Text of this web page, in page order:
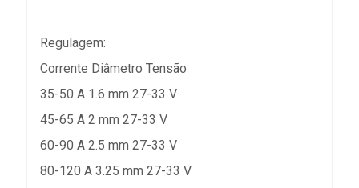
Regulagem:
Corrente Diâmetro Tensão
35-50 A 1.6 mm 27-33 V
45-65 A 2 mm 27-33 V
60-90 A 2.5 mm 27-33 V
80-120 A 3.25 mm 27-33 V